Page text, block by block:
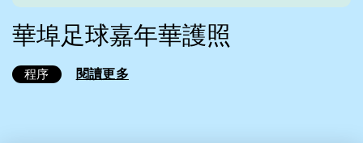
華埠足球嘉年華護照
程序 閱讀更多